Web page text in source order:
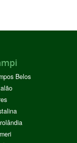
Belos